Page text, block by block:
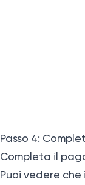
Passo 4:
Completa il
Puoi vedere